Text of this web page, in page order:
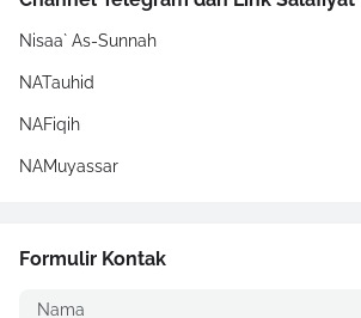
Nisaa` As-Sunnah
NATauhid
NAFiqih
NAMuyassar
Formulir Kontak